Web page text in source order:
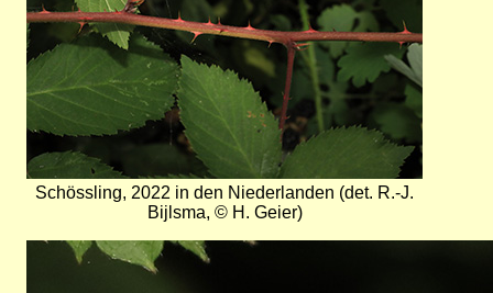
Schössling, 2022 in den Niederlanden (det. R.-J.
Bijlsma, © H. Geier)
Bild